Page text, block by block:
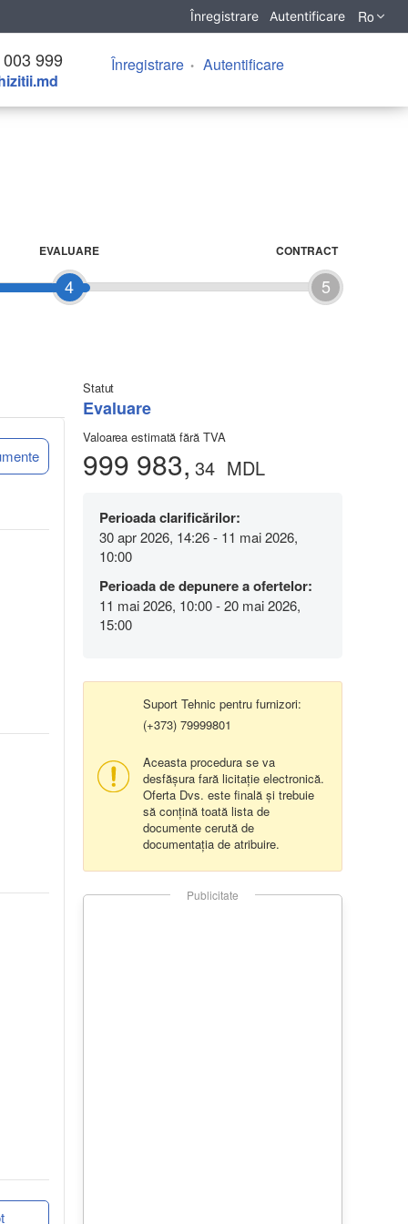
Înregistrare Autentificare Ro
999 Înregistrare Autentificare
4
EVALUARE
5
CONTRACT
Statut
Evaluare
Valoarea estimată fără TVA
999 983, 34 MDL
Perioada clarificărilor:
30 apr 2026, 14:26 - 11 mai 2026,
10:00
Perioada de depunere a ofertelor:
11 mai 2026, 10:00 - 20 mai 2026,
15:00
Suport Tehnic pentru furnizori:
(+373) 79999801
Aceasta procedura se va
desfășura fară licitație electronică.
Oferta Dvs. este finală și trebuie
să conțină toată lista de
documente cerută de
documentația de atribuire.
Publicitate